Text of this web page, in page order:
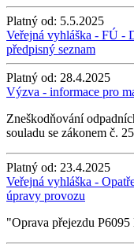
Platný od: 5.5.2025
Veřejná vyhláška - FÚ -
předpisný seznam
Platný od: 28.4.2025
Výzva - informace pro
Zneškodňování
souladu se zákonem č.
Platný od: 23.4.2025
Veřejná vyhláška -
úpravy provozu
"Oprava přejezdu